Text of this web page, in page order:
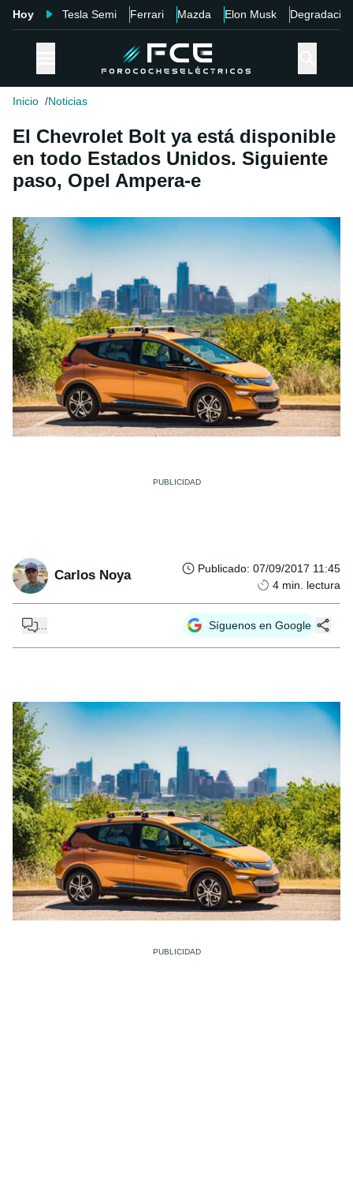
Hoy Tesla Semi Ferrari Mazda Elon Musk Degradación
Inicio Noticias
El Chevrolet Bolt ya está disponible
en todo Estados Unidos. Siguiente
paso, Opel Ampera-e
Carlos Noya Publicado: 07/09/2017 11:45
4 min. lectura
Síguenos en Google